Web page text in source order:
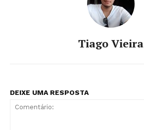
Tiago Vieira
DEIXE UMA RESPOSTA